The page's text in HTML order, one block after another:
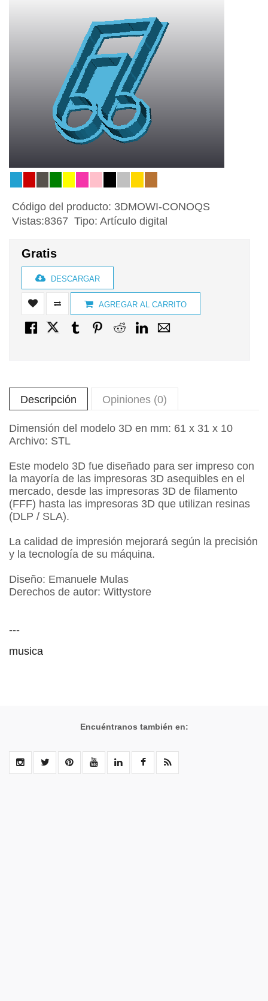
Código del producto: 3DMOWI-CONOQS
Vistas:8367 Tipo: Artículo digital
Gratis
DESCARGAR
AGREGAR AL CARRITO
Descripción Opiniones (0)
Dimensión del modelo 3D en mm: 61 x 31 x 10
Archivo: STL
Este modelo 3D fue diseñado para ser impreso con
la mayoría de las impresoras 3D asequibles en el
mercado, desde las impresoras 3D de filamento
(FFF) hasta las impresoras 3D que utilizan resinas
(DLP / SLA).
La calidad de impresión mejorará según la precisión
y la tecnología de su máquina.
Diseño: Emanuele Mulas
Derechos de autor: Wittystore
---
musica
Encuéntranos también en: